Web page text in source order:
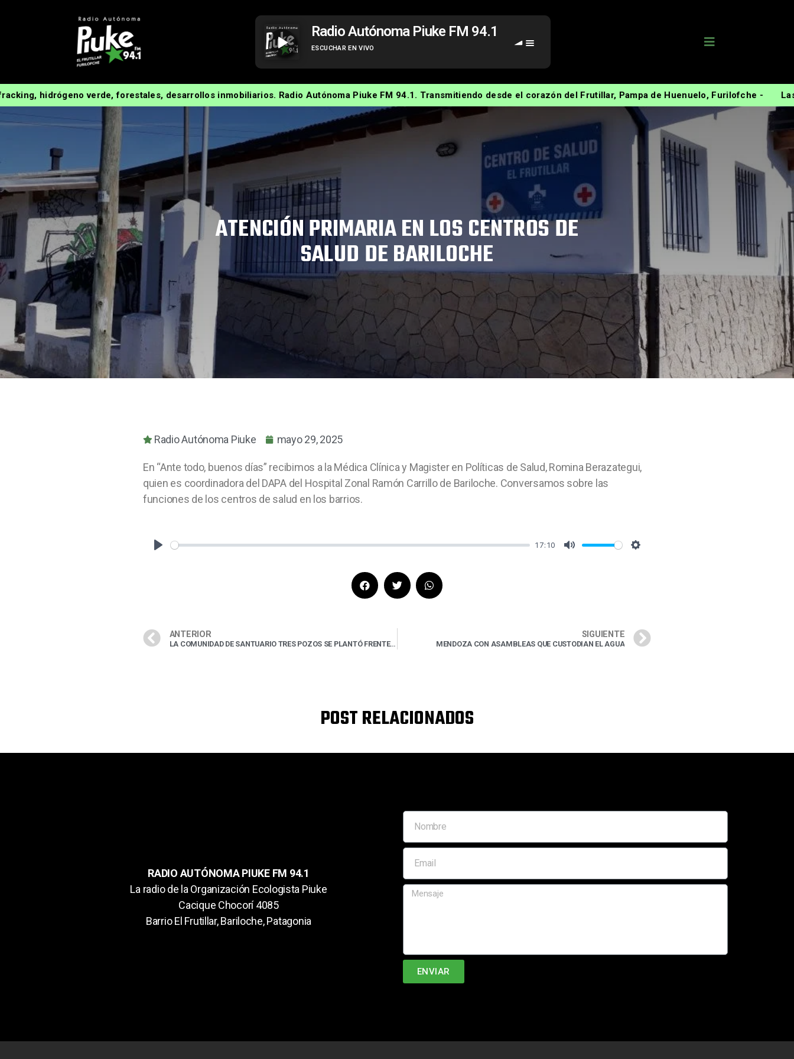
Radio Autónoma Piuke FM 94.1
ESCUCHAR EN VIVO
Radio Autónoma Piuke FM 94.1
forestales, desarrollos inmobiliarios. Radio Autónoma Piuke FM 94.1. Transmitiendo desde el corazón del Frutillar, Pampa de Huenuelo, Furilofche - Las comunidades
ATENCIÓN PRIMARIA EN LOS CENTROS DE
SALUD DE BARILOCHE
Radio Autónoma Piuke mayo 29, 2025
En “Ante todo, buenos días” recibimos a la Médica Clínica y Magister en Políticas de Salud, Romina Berazategui,
quien es coordinadora del DAPA del Hospital Zonal Ramón Carrillo de Bariloche. Conversamos sobre las
funciones de los centros de salud en los barrios.
17:10
ANTERIOR
LA COMUNIDAD DE SANTUARIO TRES POZOS SE PLANTÓ FRENTE A LA MINERÍA DEL LITIO
SIGUIENTE
MENDOZA CON ASAMBLEAS QUE CUSTODIAN EL AGUA
POST RELACIONADOS
RADIO AUTÓNOMA PIUKE FM 94.1
La radio de la Organización Ecologista Piuke
Cacique Chocorí 4085
Barrio El Frutillar, Bariloche, Patagonia
ENVIAR